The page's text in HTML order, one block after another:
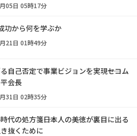
05日 05時17分
功から何を学ぶか
21日 01時49分
自己否定で事業ビジョンを実現――セコム
会長
31日 02時35分
代の処方箋――日本人の美徳が裏目に出る
抜くために